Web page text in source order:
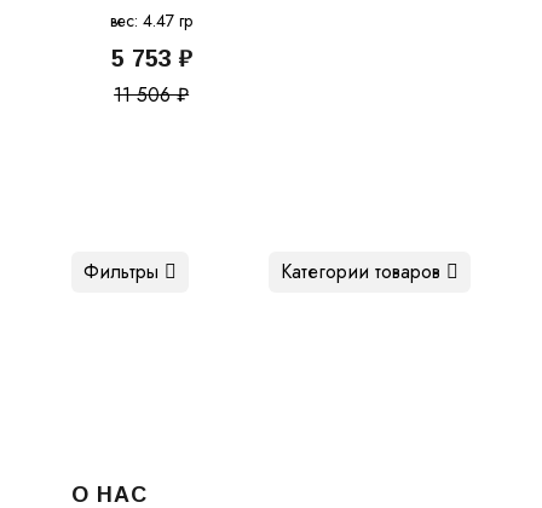
вес: 4.47 гр
5 753 ₽
11 506 ₽
Категории товаров
Фильтры
О НАС